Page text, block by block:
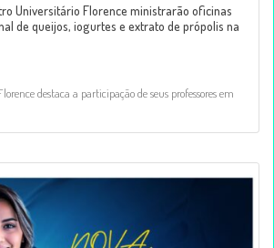
Universitário Florence ministrarão oficinas
de queijos, iogurtes e extrato de própolis na
destaca a participação de seus professores em